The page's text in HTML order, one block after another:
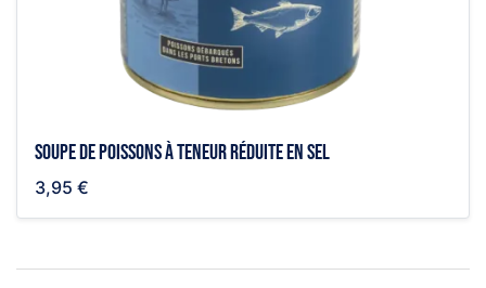
Soupe de poissons à teneur réduite en sel
3,95 €